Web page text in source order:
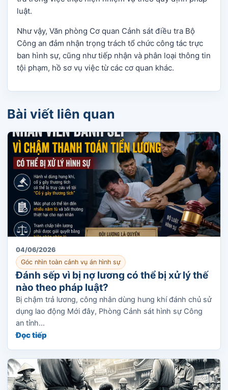
luật.
Như vậy, Văn phòng Cơ quan Cảnh sát điều tra Bộ
Công an đảm nhận trọng trách tổ chức công tác trực
ban hình sự, cũng như tiếp nhận và phân loại thông tin
tội phạm, hồ sơ vụ việc từ các cơ quan khác.
Bài viết liên quan
04/06/2026
Góc nhìn toàn cảnh vụ án hình sự
Đánh sếp vì bị nợ lương có thể bị xử lý thế
nào theo pháp luật?
Bị chậm trả lương, công nhân dùng hung khí đánh chủ sử
dụng lao động Mới đây, Phòng Cảnh sát hình sự Công
an tỉnh...
Đọc tiếp